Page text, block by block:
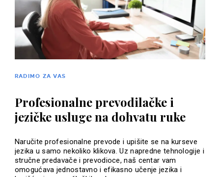
RADIMO ZA VAS
Profesionalne prevodilačke i
jezičke usluge na dohvatu ruke
Naručite profesionalne prevode i upišite se na kurseve
jezika u samo nekoliko klikova. Uz napredne tehnologije i
stručne predavače i prevodioce, naš centar vam
omogućava jednostavno i efikasno učenje jezika i